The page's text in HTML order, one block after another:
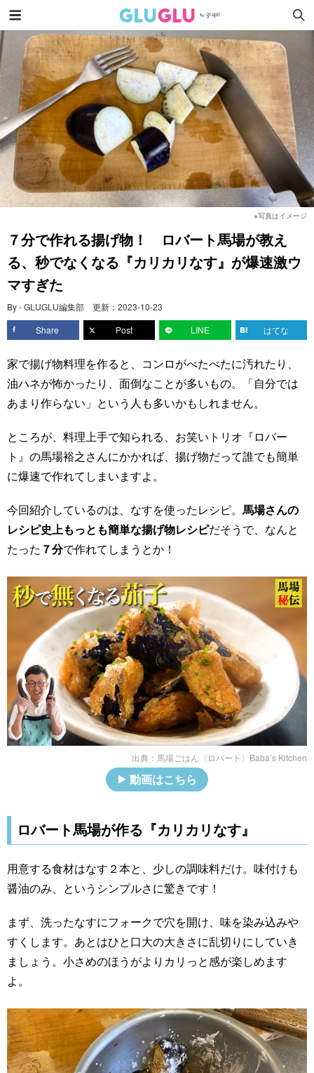
※写真はイメージ
７分で作れる揚げ物！ ロバート馬場が教え
る、秒でなくなる『カリカリなす』が爆速激ウ
マすぎた
By - GLUGLU編集部 更新： 2023-10-23
Share
Post LINE はてな
家で揚げ物料理を作ると、コンロがべたべたに汚れたり、
油ハネが怖かったり、面倒なことが多いもの。「自分では
あまり作らない」という人も多いかもしれません。
ところが、料理上手で知られる、お笑いトリオ『ロバー
ト』の馬場裕之さんにかかれば、揚げ物だって誰でも簡単
に爆速で作れてしまいますよ。
今回紹介しているのは、なすを使ったレシピ。 馬場さんの
レシピ史上もっとも簡単な揚げ物レシピだそうで、なんと
たった ７分で作れてしまうとか！
出典： 馬場ごはん〈ロバート〉Baba’s Kitchen
動画はこちら
ロバート馬場が作る『カリカリなす』
用意する食材はなす２本と、少しの調味料だけ。味付けも
醤油のみ、というシンプルさに驚きです！
まず、洗ったなすにフォークで穴を開け、味を染み込みや
すくします。あとはひと口大の大きさに乱切りにしていき
ましょう。小さめのほうがよりカリっと感が楽しめます
よ。